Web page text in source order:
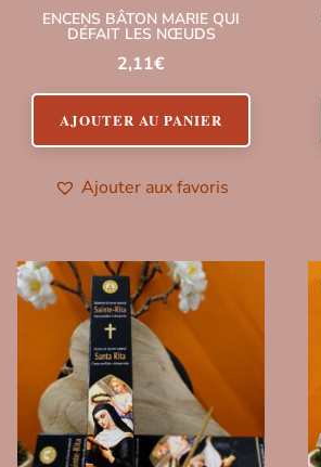
ENCENS BÂTON MARIE QUI
DÉFAIT LES NŒUDS
2,11€
AJOUTER AU PANIER
Ajouter aux favoris